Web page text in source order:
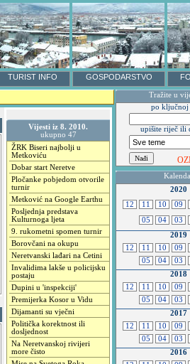
TURIST INFO GOSPODARSTVO
Vijesti iz 8. 2010.
ukupno 47
ŽRK Biseri najbolji u
Metkoviću
Dobar start Neretve
Pločanke pobjedom otvorile
turnir
Metković na Google Earthu
Posljednja predstava
Kulturnoga ljeta
9. rukometni spomen turnir
Borovčani na okupu
Neretvanski lađari na Cetini
Invalidima lakše u policijsku
postaju
Dupini u 'inspekciji'
Premijerka Kosor u Vidu
Dijamanti su vječni
Politička korektnost ili
dosljednost
Na Neretvanskoj rivijeri
more čisto
Tražite u
po ključnoj
upišite riječ ili
2020
12
11 10 09
05
04 03
2019
12
11 10 09
05
04 03
2018
12
11 10 09
05
04 03
2017
12
11 10 09
05
04 03
2016